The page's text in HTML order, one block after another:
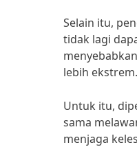
Selain itu,
tidak lagi
lebih ekstrem.
Untuk itu,
sama
menjaga